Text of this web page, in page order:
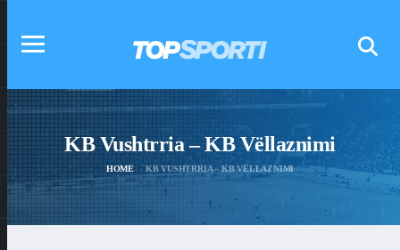
KB Vushtrria – KB Vëllaznimi
HOME KB VUSHTRRIA – KB VËLLAZNIMI